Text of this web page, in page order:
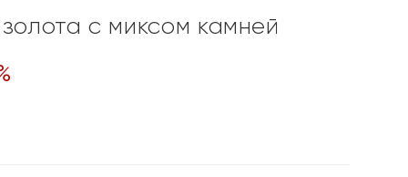
с миксом камней